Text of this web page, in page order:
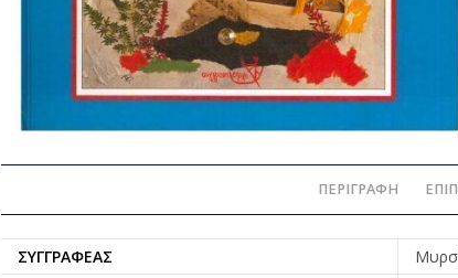
ΠΕΡΙΓΡΑΦΉ
ΣΥΓΓΡΑΦΈΑΣ